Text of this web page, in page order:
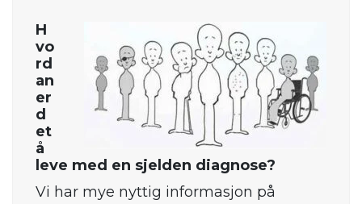
H
vo
rd
an
er
d
et
å
leve med en sjelden diagnose?
Vi har mye nyttig informasjon på